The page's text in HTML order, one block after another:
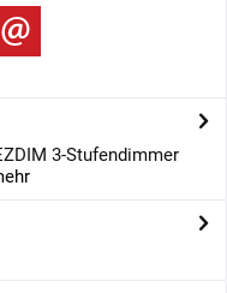
3-Stufendimmer